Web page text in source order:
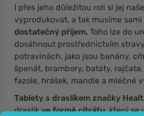
I přes jeho důležitou roli si jej
vyprodukovat, a tak musíme sami
dostatečný příjem. Toho lze do
dosáhnout prostřednictvím
potravinách, jako jsou banány,
špenát, brambory, batáty,
fazole, hrášek, mandle a mléčné
Tablety s draslíkem značky
draslíkve formě citrátu, který se